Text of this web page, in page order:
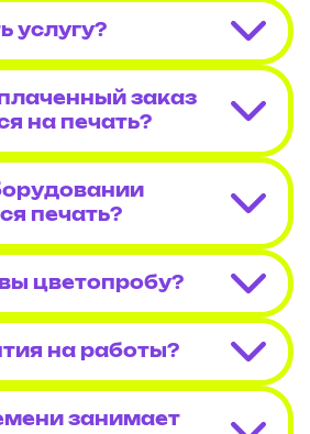
услугу?
заказ
на печать?
печать?
цветопробу?
на работы?
занимает